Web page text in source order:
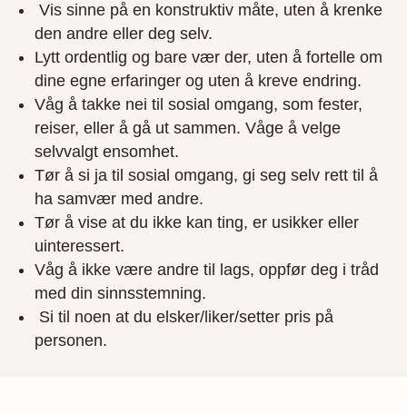
Vis sinne på en konstruktiv måte, uten å krenke
den andre eller deg selv.
Lytt ordentlig og bare vær der, uten å fortelle om
dine egne erfaringer og uten å kreve endring.
Våg å takke nei til sosial omgang, som fester,
reiser, eller å gå ut sammen. Våge å velge
selvvalgt ensomhet.
Tør å si ja til sosial omgang, gi seg selv rett til å
ha samvær med andre.
Tør å vise at du ikke kan ting, er usikker eller
uinteressert.
Våg å ikke være andre til lags, oppfør deg i tråd
med din sinnsstemning.
Si til noen at du elsker/liker/setter pris på
personen.